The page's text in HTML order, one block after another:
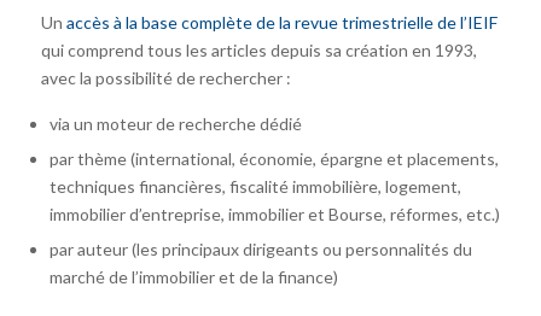
Un accès à la base complète de la revue trimestrielle de l’IEIF
qui comprend tous les articles depuis sa création en 1993,
avec la possibilité de rechercher :
via un moteur de recherche dédié
par thème (international, économie, épargne et placements,
techniques financières, fiscalité immobilière, logement,
immobilier d’entreprise, immobilier et Bourse, réformes, etc.)
par auteur (les principaux dirigeants ou personnalités du
marché de l’immobilier et de la finance)